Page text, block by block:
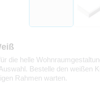
die helle
Bestelle den weißen
Rahmen warten.